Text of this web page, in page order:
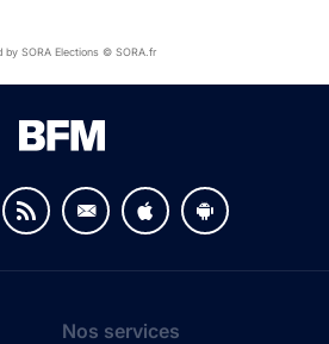
by SORA Elections © SORA.fr
Nos services